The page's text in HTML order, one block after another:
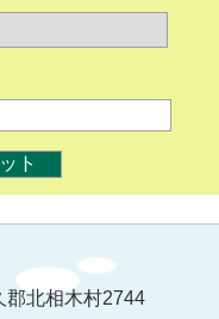
北相木村2744